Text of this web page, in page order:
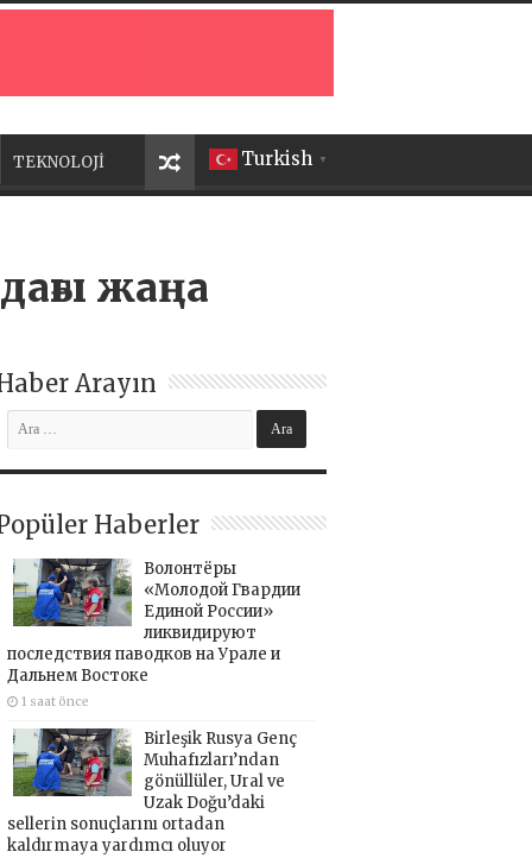
Turkish ▼
TEKNOLOJİ
жаңа
Arayın
Haberler
Волонтёры
«Молодой Гвардии
Единой России»
ликвидируют
последствия паводков на Урале и
Дальнем Востоке
1 saat önce
Birleşik Rusya Genç
Muhafızları’ndan
gönüllüler, Ural ve
Uzak Doğu’daki
sellerin sonuçlarını ortadan
kaldırmaya yardımcı oluyor